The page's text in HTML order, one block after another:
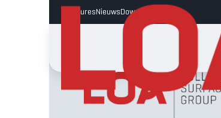
Vacatures Nieuws Downloads